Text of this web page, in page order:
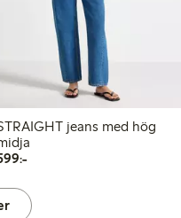
jeans med hög
599,00 kr